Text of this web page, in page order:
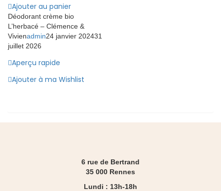
Ajouter au panier
Déodorant crème bio
L’herbacé – Clémence &
Vivienadmin24 janvier 202431
juillet 2026
Aperçu rapide
Ajouter à ma Wishlist
6 rue de Bertrand
35 000 Rennes
Lundi : 13h-18h